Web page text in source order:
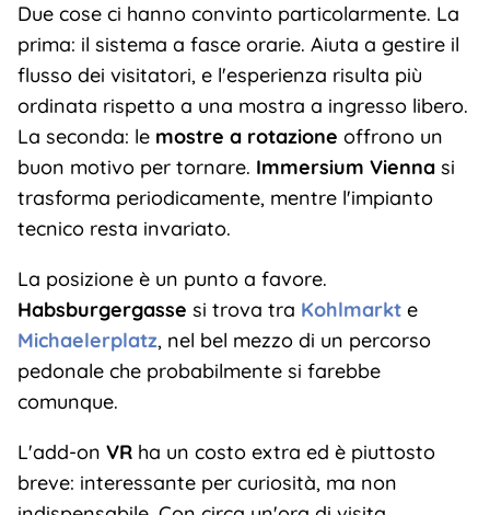
Due cose ci hanno convinto particolarmente. La
prima: il sistema a fasce orarie. Aiuta a gestire il
flusso dei visitatori, e l'esperienza risulta più
ordinata rispetto a una mostra a ingresso libero.
La seconda: le mostre a rotazione offrono un
buon motivo per tornare. Immersium Viennasi
trasforma periodicamente, mentre l'impianto
tecnico resta invariato.
La posizione è un punto a favore.
Habsburgergasse si trova tra Kohlmarkte
Michaelerplatz, nel bel mezzo di un percorso
pedonale che probabilmente si farebbe
comunque.
L'add-on VRha un costo extra ed è piuttosto
breve: interessante per curiosità, ma non